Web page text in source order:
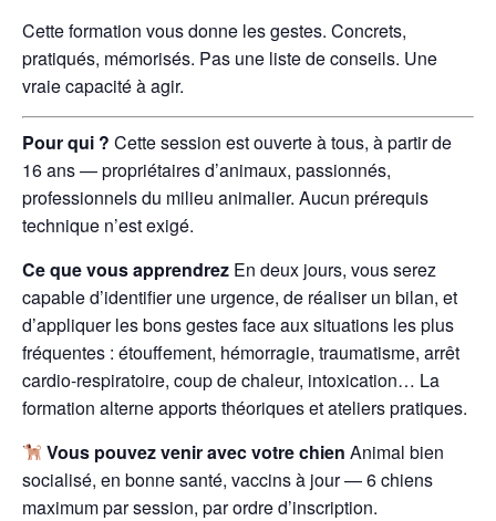
Cette formation vous donne les gestes. Concrets,
pratiqués, mémorisés. Pas une liste de conseils. Une
vraie capacité à agir.
Pour qui ? Cette session est ouverte à tous, à partir de
16 ans — propriétaires d’animaux, passionnés,
professionnels du milieu animalier. Aucun prérequis
technique n’est exigé.
Ce que vous apprendrez En deux jours, vous serez
capable d’identifier une urgence, de réaliser un bilan, et
d’appliquer les bons gestes face aux situations les plus
fréquentes : étouffement, hémorragie, traumatisme, arrêt
cardio-respiratoire, coup de chaleur, intoxication… La
formation alterne apports théoriques et ateliers pratiques.
Vous pouvez venir avec votre chien Animal bien
socialisé, en bonne santé, vaccins à jour — 6 chiens
maximum par session, par ordre d’inscription.